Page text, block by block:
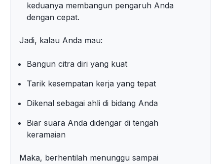
keduanya membangun pengaruh Anda
dengan cepat.
Jadi, kalau Anda mau:
Bangun citra diri yang kuat
Tarik kesempatan kerja yang tepat
Dikenal sebagai ahli di bidang Anda
Biar suara Anda didengar di tengah
keramaian
Maka, berhentilah menunggu sampai